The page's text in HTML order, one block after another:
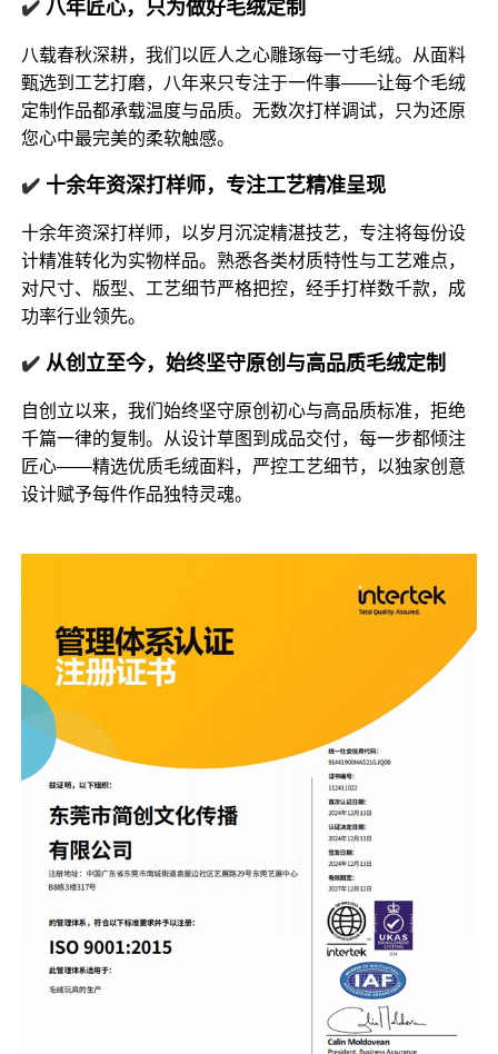
✔️八年匠心，只为做好毛绒定制
八载春秋深耕，我们以匠人之心雕琢每一寸毛绒。从面料
甄选到工艺打磨，八年来只专注于一件事——让每个毛绒
定制作品都承载温度与品质。无数次打样调试，只为还原
您心中最完美的柔软触感。
✔️十余年资深打样师，专注工艺精准呈现
十余年资深打样师，以岁月沉淀精湛技艺，专注将每份设
计精准转化为实物样品。熟悉各类材质特性与工艺难点，
对尺寸、版型、工艺细节严格把控，经手打样数千款，成
功率行业领先。
✔️从创立至今，始终坚守原创与高品质毛绒定制
自创立以来，我们始终坚守原创初心与高品质标准，拒绝
千篇一律的复制。从设计草图到成品交付，每一步都倾注
匠心——精选优质毛绒面料，严控工艺细节，以独家创意
设计赋予每件作品独特灵魂。